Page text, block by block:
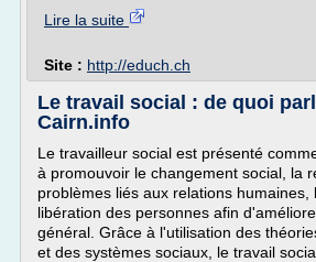
Lire la suite
Site : http://educh.ch
Le travail social : de quoi
Cairn.info
Le travailleur social est présenté
à promouvoir le changement social, la
problèmes liés aux relations humaines,
libération des personnes afin
général. Grâce à l'utilisation des
et des systèmes sociaux, le travail